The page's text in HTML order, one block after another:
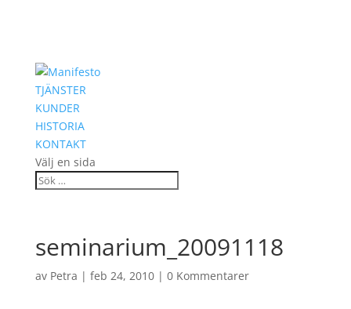
TJÄNSTER
KUNDER
HISTORIA
KONTAKT
Välj en sida
seminarium_20091118
av Petra | feb 24, 2010| 0 Kommentarer